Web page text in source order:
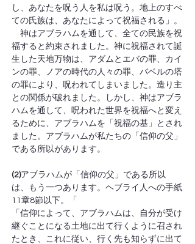
し、あなたを呪う人を私は呪う。地上のすべ
ての氏族は、あなたによって祝福される」。
神はアブラハムを通して、全ての民族を祝
福すると約束されました。神に祝福されて誕
生した天地万物は、アダムとエバの罪、カイ
ンの罪、ノアの時代の人々の罪、バベルの塔
の罪により、呪われてしまいました。造り主
との関係が破れました。しかし、神はアブラ
ハムを通して、呪われた世界を祝福へと変え
るために、アブラハムを「祝福の基」とされ
ました。アブラハムが私たちの「信仰の父」
である所以があります。
(2)アブラハムが「信仰の父」である所以
は、もう一つあります。ヘブライ人への手紙
11章8節以下。「
「信仰によって、アブラハムは、自分が受け
継ぐことになる土地に出て行くように召され
たとき、これに従い、行く先も知らずに出て